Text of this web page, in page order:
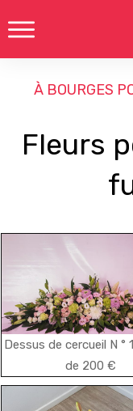
À BOURGES
Fleurs
Dessus de cercueil N °
de 200 €